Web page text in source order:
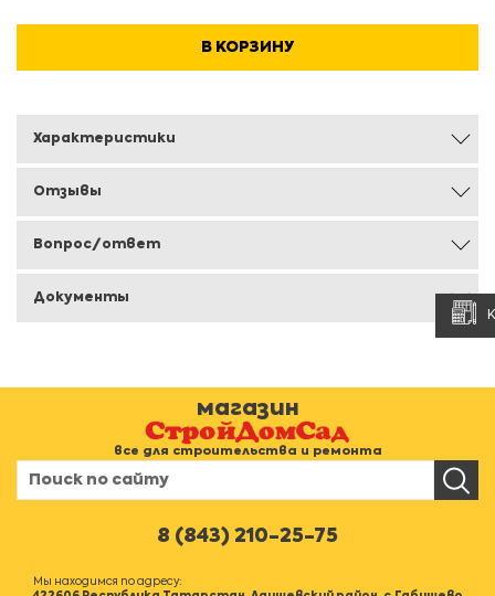
В КОРЗИНУ
Характеристики
Отзывы
Вопрос/ответ
Документы
магазин
все для строительства и ремонта
8 (843) 210-25-75
Мы находимся по адресу: